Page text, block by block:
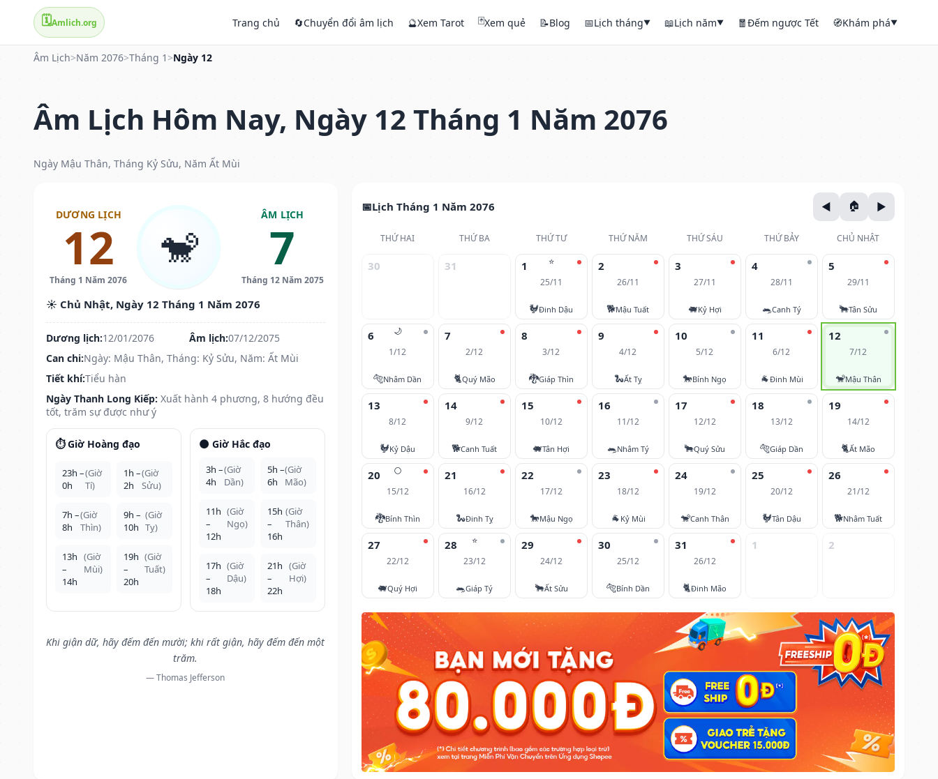
🗓️Amlich.org Trang chủ 🔄Chuyển đổi âm lịch 🔮Xem Tarot 🃏Xem quẻ 📝Blog 📅Lịch tháng▼ 📖Lịch năm▼ 🧧Đếm ngược Tết 🧭Khám phá▼
Âm Lịch>Năm 2076>Tháng 1 >Ngày 12
Âm Lịch Hôm Nay, Ngày 12 Tháng 1 Năm 2076
Ngày Mậu Thân, Tháng Kỷ Sửu, Năm Ất Mùi
DƯƠNG LỊCH
12
Tháng 1 Năm 2076
🐒
ÂM LỊCH
7
Tháng 12 Năm 2075
☀️ Chủ Nhật, Ngày 12 Tháng 1 Năm 2076
Dương lịch:12/01/2076 Âm lịch:07/12/2075
Can chi:Ngày: Mậu Thân, Tháng: Kỷ Sửu, Năm: Ất Mùi
Tiết khí:Tiểu hàn
Ngày Thanh Long Kiếp: Xuất hành 4 phương, 8 hướng đều
tốt, trăm sự được như ý
⏱️ Giờ Hoàng đạo
23h –
0h
(Giờ
Tí)
1h –
2h
(Giờ
Sửu)
7h –
8h
(Giờ
Thìn)
9h –
10h
(Giờ
Tỵ)
13h
–
14h
(Giờ
Mùi)
19h
–
20h
(Giờ
Tuất)
🌑 Giờ Hắc đạo
3h –
4h
(Giờ
Dần)
5h –
6h
(Giờ
Mão)
11h
–
12h
(Giờ
Ngọ)
15h
–
16h
(Giờ
Thân)
17h
–
18h
(Giờ
Dậu)
21h
–
22h
(Giờ
Hợi)
Khi giận dữ, hãy đếm đến mười; khi rất giận, hãy đếm đến một
trăm.
— Thomas Jefferson
Lịch Tháng 1 Năm 2076
THỨ HAI THỨ BA THỨ TƯ THỨ NĂM THỨ SÁU THỨ BẢY CHỦ NHẬT
30 31 ⭐
1
25/11
🐓Đinh Dậu
2
26/11
🐕Mậu Tuất
3
27/11
🐖Kỷ Hợi
4
28/11
🐀Canh Tý
5
29/11
🐂Tân Sửu
🌙
6
1/12
🐅Nhâm Dần
7
2/12
🐈Quý Mão
8
3/12
🐉Giáp Thìn
9
4/12
🐍Ất Tỵ
10
5/12
🐎Bính Ngọ
11
6/12
🐐Đinh Mùi
12
7/12
🐒Mậu Thân
13
8/12
🐓Kỷ Dậu
14
9/12
🐕Canh Tuất
15
10/12
🐖Tân Hợi
16
11/12
🐀Nhâm Tý
17
12/12
🐂Quý Sửu
18
13/12
🐅Giáp Dần
19
14/12
🐈Ất Mão
🌕
20
15/12
🐉Bính Thìn
21
16/12
🐍Đinh Tỵ
22
17/12
🐎Mậu Ngọ
23
18/12
🐐 Kỷ Mùi
24
19/12
🐒Canh Thân
25
20/12
🐓Tân Dậu
26
21/12
🐕Nhâm Tuất
27
22/12
🐖Quý Hợi
⭐
28
23/12
🐀Giáp Tý
29
24/12
🐂Ất Sửu
30
25/12
🐅Bính Dần
31
26/12
🐈Đinh Mão
1 2